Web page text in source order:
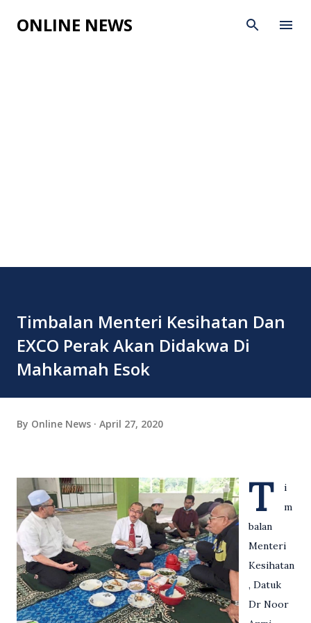
Skip to main content
ONLINE NEWS
Timbalan Menteri Kesihatan Dan
EXCO Perak Akan Didakwa Di
Mahkamah Esok
By Online News April 27, 2020
T
i
m
balan
Menteri
Kesihatan
, Datuk
Dr Noor